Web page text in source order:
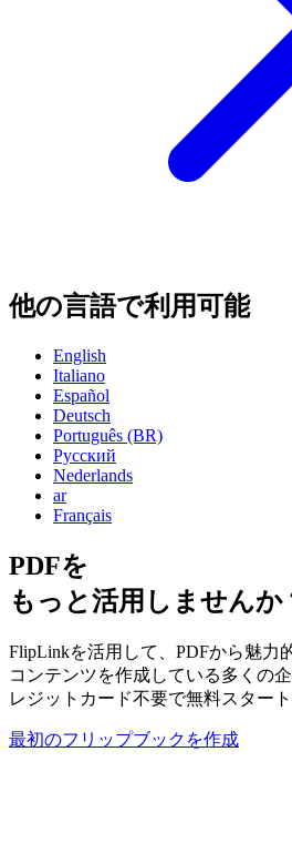
他の言語で利用可能
English
Italiano
Español
Deutsch
Português (BR)
Русский
Nederlands
ar
Français
PDFを
もっと活用しませんか
FlipLinkを活用して、PDFから魅力
コンテンツを作成している多くの
レジットカード不要で無料スタート
最初のフリップブックを作成